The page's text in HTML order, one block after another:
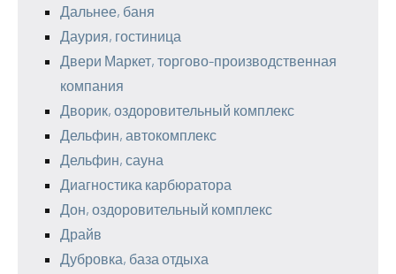
Дальнее, баня
Даурия, гостиница
Двери Маркет, торгово-производственная
компания
Дворик, оздоровительный комплекс
Дельфин, автокомплекс
Дельфин, сауна
Диагностика карбюратора
Дон, оздоровительный комплекс
Драйв
Дубровка, база отдыха